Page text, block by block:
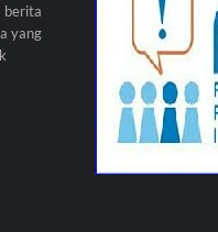
berita
yang